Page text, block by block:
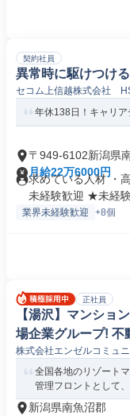
契約社員
異常時に駆けつけ
セコム上信越株式会社
年休138日！キャリア
〒949-6102新潟県
月給22万6000円
求めている人材 ・
未経験歓迎 ★未経験
業界未経験歓迎 +8個
正社員
【湯沢】マンショ
場企業グループ! 不
株式会社エンゼルコミュ
全国各地のリゾート
管理フロントとして
新潟県南魚沼郡